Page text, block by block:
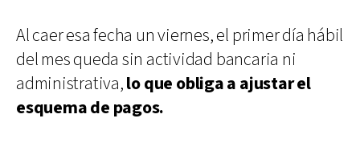
Al caer esa fecha un viernes, el primer día hábil
del mes queda sin actividad bancaria ni
administrativa,lo que obliga a ajustar el
esquema de pagos.